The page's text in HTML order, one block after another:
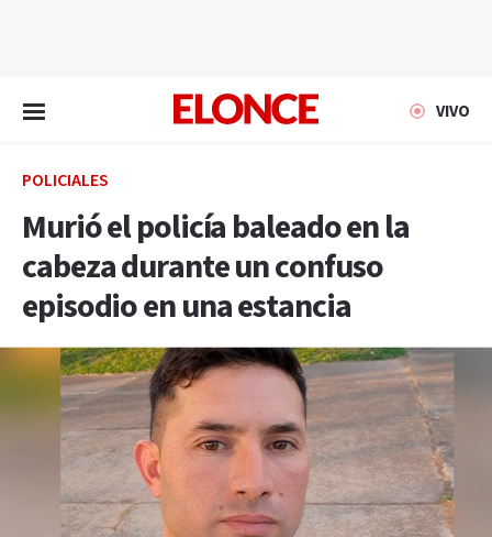
VIVO
POLICIALES
Murió el policía baleado en la
cabeza durante un confuso
episodio en una estancia